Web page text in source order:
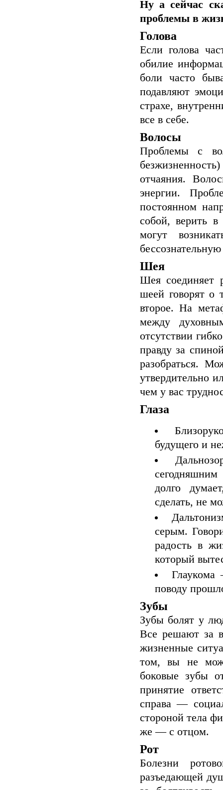
Ну а сейчас
проблемы в
Голова
Если голова
обилие
боли часто
подавляют
страхе,
все в себе.
Волосы
Проблемы с
отчаяния.
энергии.
постоянном
собой, верить
могут
Шея
Шея соединяет
шеей говорят о
второе. На
между
отсутствии
правду за
разобраться.
утвердительно
чем у вас
Глаза
будущего и
долго
сделать, не
серым.
радость в
который
Глаукома
поводу
Зубы
Зубы болят у
Все решают за
жизненные
том, вы не
боковые зубы
принятие
справа —
стороной тела
же — с отцом.
Рот
Болезни
разъедающей